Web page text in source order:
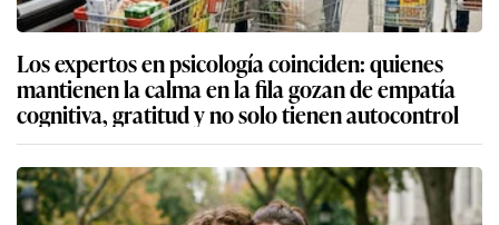
Los expertos en psicología coinciden: quienes
mantienen la calma en la fila gozan de empatía
cognitiva, gratitud y no solo tienen autocontrol